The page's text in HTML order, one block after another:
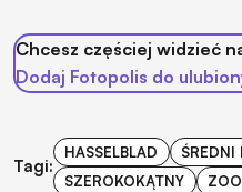
Chcesz częściej widzieć
Dodaj Fotopolis do
Tagi:
HASSELBLAD ŚREDNI
SZEROKOKĄTNY